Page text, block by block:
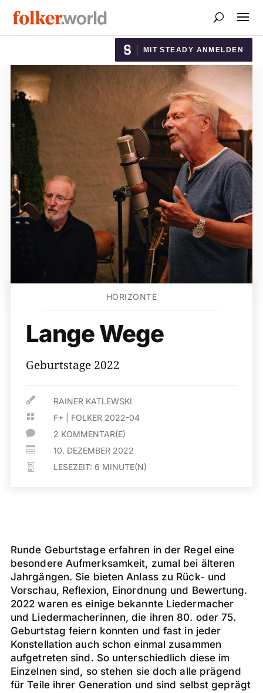
MIT STEADY ANMELDEN
HORIZONTE
Lange Wege
Geburtstage 2022
 RAINER KATLEWSKI
 F+ FOLKER 2022-04
 2 KOMMENTAR(E)
 10. DEZEMBER 2022
 LESEZEIT: 6 MINUTE(N)
Runde Geburtstage erfahren in der Regel eine
besondere Aufmerksamkeit, zumal bei älteren
Jahrgängen. Sie bieten Anlass zu Rück- und
Vorschau, Reflexion, Einordnung und Bewertung.
2022 waren es einige bekannte Liedermacher
und Liedermacherinnen, die ihren 80. oder 75.
Geburtstag feiern konnten und fast in jeder
Konstellation auch schon einmal zusammen
aufgetreten sind. So unterschiedlich diese im
Einzelnen sind, so stehen sie doch alle prägend
für Teile ihrer Generation und sind selbst geprägt